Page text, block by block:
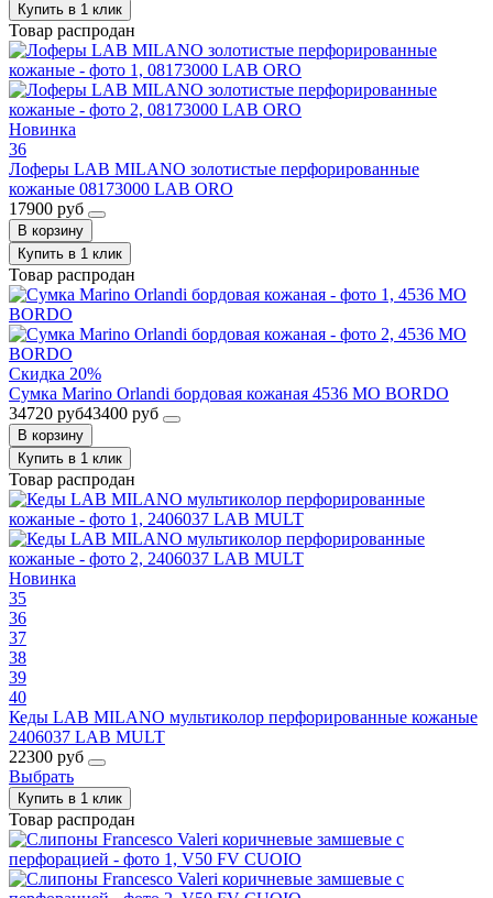
Купить в 1 клик
Товар распродан
Новинка
36
Лоферы LAB MILANO золотистые перфорированные
кожаные 08173000 LAB ORO
17900 руб
В корзину
Купить в 1 клик
Товар распродан
Скидка 20%
Сумка Marino Orlandi бордовая кожаная 4536 MO BORDO
34720 руб43400 руб
В корзину
Купить в 1 клик
Товар распродан
Новинка
35
36
37
38
39
40
Кеды LAB MILANO мультиколор перфорированные кожаные
2406037 LAB MULT
22300 руб
Выбрать
Купить в 1 клик
Товар распродан